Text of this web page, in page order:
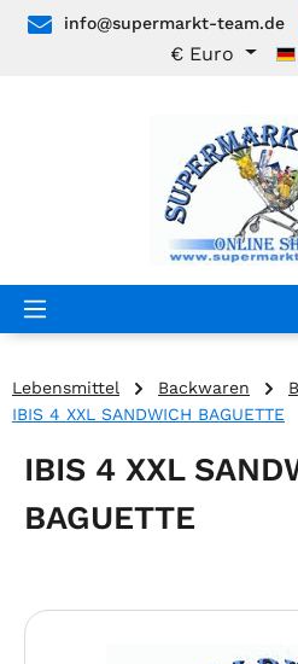
Zum Hauptinhalt springen
info@supermarkt-team.de
€ Euro
Lebensmittel Backwaren
IBIS 4 XXL SANDWICH BAGUETTE
IBIS 4 XXL
BAGUETTE
Bildergalerie überspringen